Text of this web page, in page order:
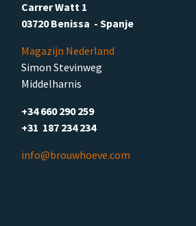
Carrer Watt 1
03720 Benissa - Spanje
Magazijn Nederland
Simon Stevinweg
Middelharnis
+34 660 290 259
+31 187 234 234
info@brouwhoeve.com